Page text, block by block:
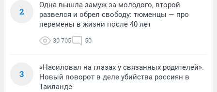
2
Одна вышла замуж за молодого, второй
развелся и обрел свободу: тюменцы — про
перемены в жизни после 40 лет
30 705 50
3
«Насиловал на глазах у связанных родителей».
Новый поворот в деле убийства россиян в
Таиланде